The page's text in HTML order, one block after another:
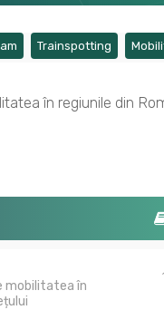
tab)
(Opens a new tab)
Trainspotting(Opens
în regiunile din
mobilitatea în